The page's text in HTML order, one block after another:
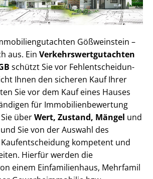
Gößweinstein –
aus. Ein Ver­kehrs­wert­gut­ach­ten
schützt Sie vor Fehl­ent­schei­dun­
Ihnen den sicheren Kauf Ihrer
Sie vor dem Kauf eines Hauses
für Im­mo­bi­li­en­be­wer­tung
überWert, Zustand, Mängel und
Sie von der Auswahl des
kompetent und
Hierfür werden die
einem Einfamilienhaus, Mehr­fa­mi­l